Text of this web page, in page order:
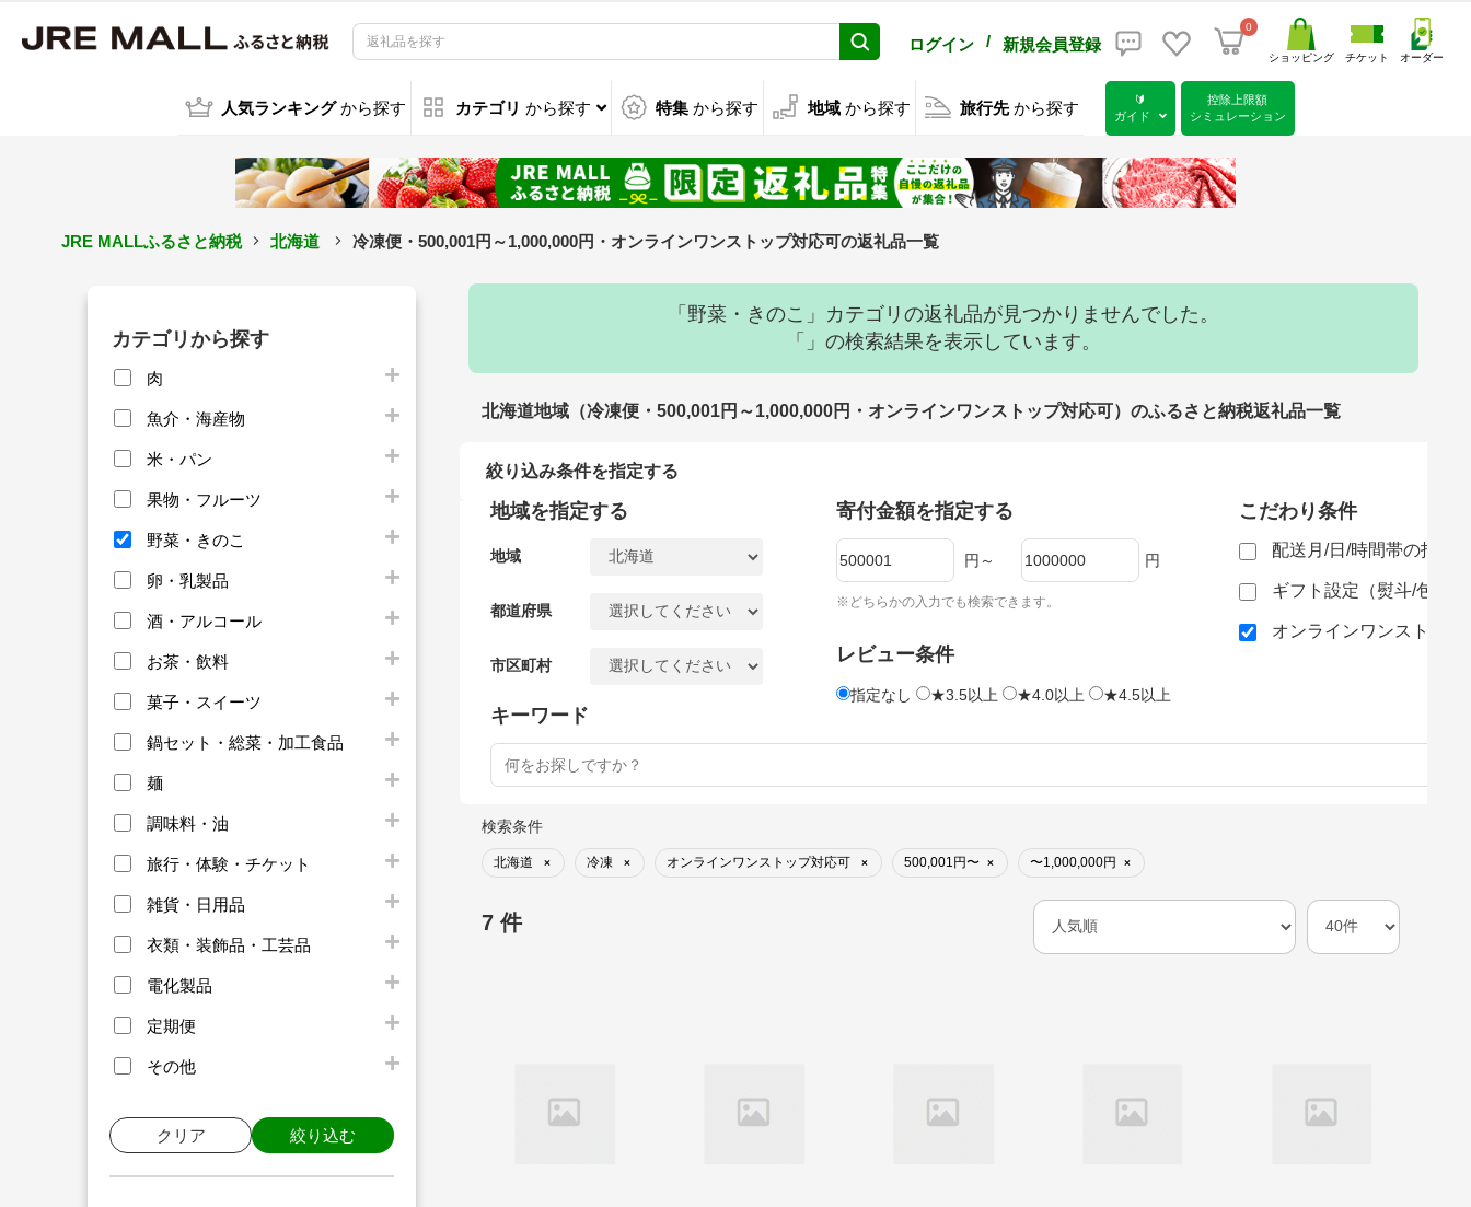
ログイン / 新規会員登録
0
ショッピング チケット オーダー
人気ランキング から探す カテゴリ から探す 特集 から探す 地域 から探す 旅行先 から探す
🔰
ガイド
控除上限額
シミュレーション
JRE MALLふるさと納税 北海道 冷凍便・500,001円～1,000,000円・オンラインワンストップ対応可の返礼品一覧
カテゴリから探す
肉
魚介・海産物
米・パン
果物・フルーツ
野菜・きのこ
卵・乳製品
酒・アルコール
お茶・飲料
菓子・スイーツ
鍋セット・総菜・加工食品
麺
調味料・油
旅行・体験・チケット
雑貨・日用品
衣類・装飾品・工芸品
電化製品
定期便
その他
クリア 絞り込む
「野菜・きのこ」カテゴリの返礼品が見つかりませんでした。
「」の検索結果を表示しています。
北海道地域（冷凍便・500,001円～1,000,000円・オンラインワンストップ対応可）のふるさと納税返礼品一覧
絞り込み条件を指定する
地域を指定する
地域
都道府県
市区町村
寄付金額を指定する
円～ 円
※どちらかの入力でも検索できます。
レビュー条件
指定なし ★3.5以上 ★4.0以上 ★4.5以上
こだわり条件
配送月/日/時間帯の指定
ギフト設定（熨斗/包装
オンラインワンストップ
キーワード
検索条件
北海道 × 冷凍 × オンラインワンストップ対応可 × 500,001円〜 × 〜1,000,000円 ×
7 件